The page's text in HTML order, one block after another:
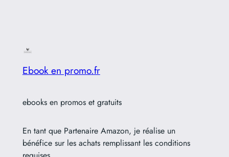
Ebook en promo.fr
ebooks en promos et gratuits
En tant que Partenaire Amazon, je réalise un
bénéfice sur les achats remplissant les conditions